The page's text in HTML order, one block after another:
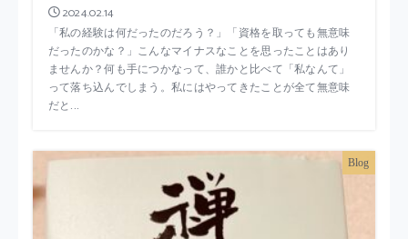
2024.02.14
「私の経験は何だったのだろう？」「資格を取っても無意味
だったのかな？」こんなマイナスなことを思ったことはあり
ませんか？何も手につかなって、誰かと比べて「私なんて」
って落ち込んでしまう。私にはやってきたことが全て無意味
だと...
Blog